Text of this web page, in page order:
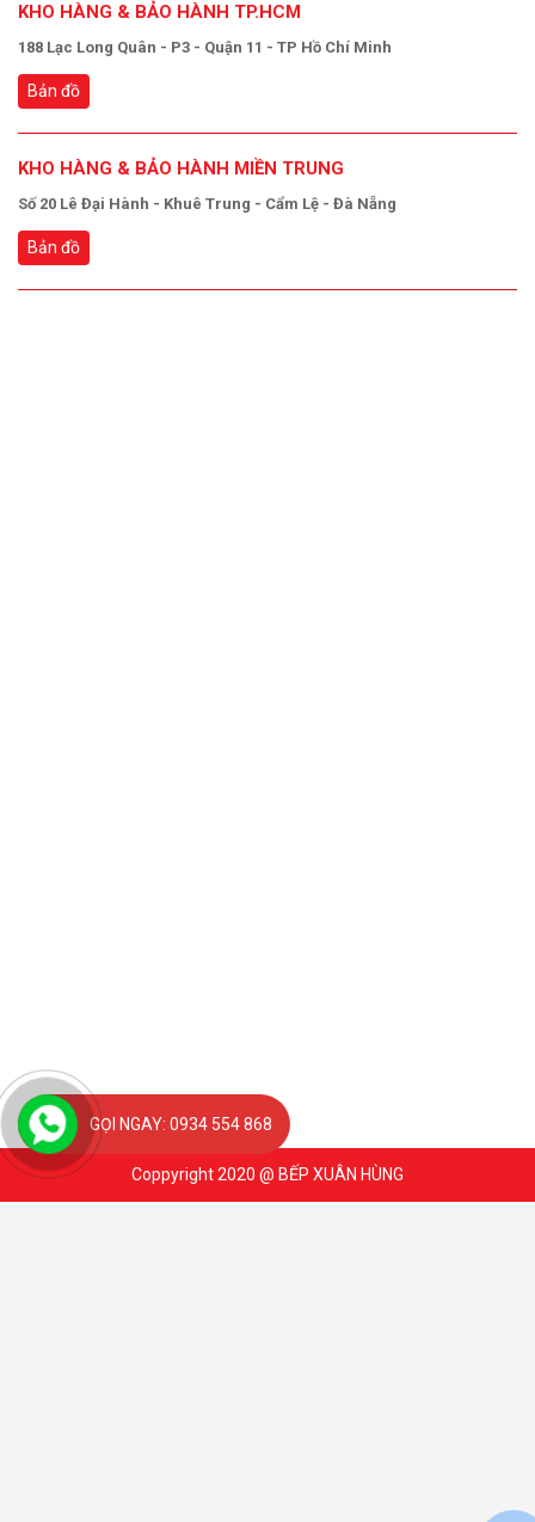
KHO HÀNG & BẢO HÀNH TP.HCM
188 Lạc Long Quân - P3 - Quận 11 - TP Hồ Chí Minh
Bản đồ
KHO HÀNG & BẢO HÀNH MIỀN TRUNG
Số 20 Lê Đại Hành - Khuê Trung - Cẩm Lệ - Đà Nẵng
Bản đồ
Coppyright 2020 @ BẾP XUÂN HÙNG
GỌI NGAY: 0934 554 868